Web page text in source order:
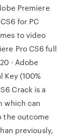
Premiere
for PC
to video
Pro CS6 full
· Adobe
Key (100%
Crack is a
which can
the outcome
previously,